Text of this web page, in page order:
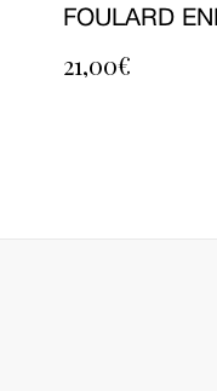
FOULARD
21,00€